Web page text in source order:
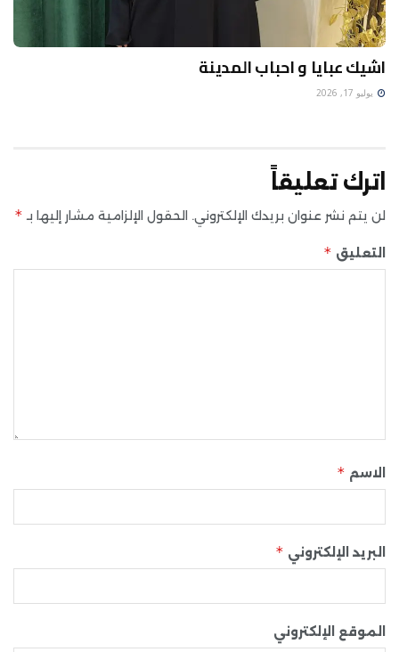
اشيك عبايا و احباب المدينة
يوليو 17, 2026
اترك تعليقاً
لن يتم نشر عنوان بريدك الإلكتروني. الحقول الإلزامية مشار إليها بـ *
التعليق *
الاسم *
البريد الإلكتروني *
الموقع الإلكتروني